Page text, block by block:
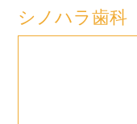
シノハラ歯科